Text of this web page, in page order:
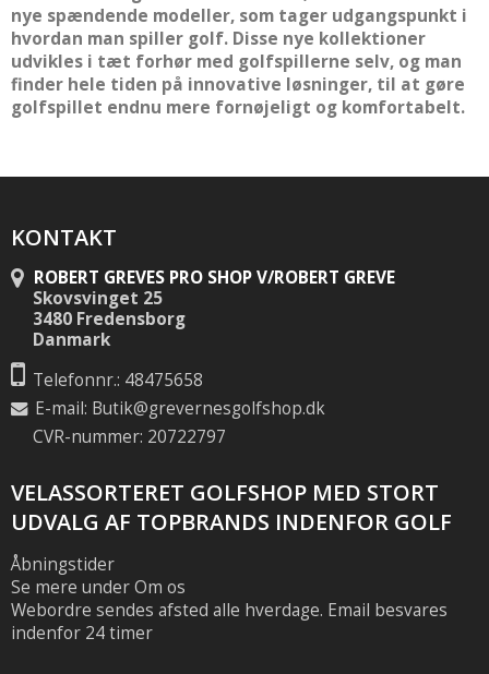
nye spændende modeller, som tager udgangspunkt i
hvordan man spiller golf. Disse nye kollektioner
udvikles i tæt forhør med golfspillerne selv, og man
finder hele tiden på innovative løsninger, til at gøre
golfspillet endnu mere fornøjeligt og komfortabelt.
KONTAKT
ROBERT GREVES PRO SHOP V/ROBERT GREVE
Skovsvinget 25
3480 Fredensborg
Danmark
Telefonnr.: 48475658
E-mail: Butik@grevernesgolfshop.dk
CVR-nummer: 20722797
VELASSORTERET GOLFSHOP MED STORT
UDVALG AF TOPBRANDS INDENFOR GOLF
Åbningstider
Se mere under Om os
Webordre sendes afsted alle hverdage. Email besvares
indenfor 24 timer